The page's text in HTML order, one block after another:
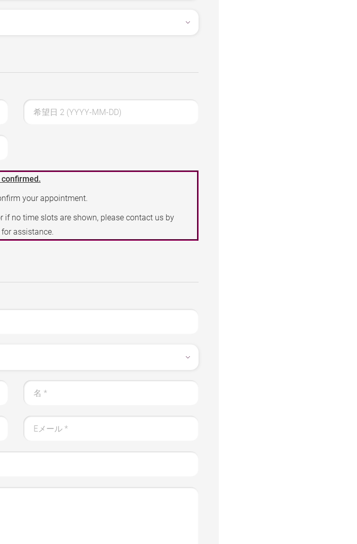
希望日 2 (YYYY-MM-DD)
confirmed.
your appointment.
if no time slots are shown, please contact us by
for assistance.
名 *
Eメール *